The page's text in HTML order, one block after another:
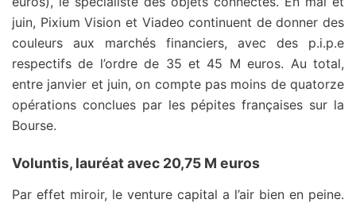
juin, Pixium Vision et Viadeo continuent de donner des
couleurs aux marchés financiers, avec des p.i.p.e
respectifs de l’ordre de 35 et 45 M euros. Au total,
entre janvier et juin, on compte pas moins de quatorze
opérations conclues par les pépites françaises sur la
Bourse.
Voluntis, lauréat avec 20,75 M euros
Par effet miroir, le venture capital a l’air bien en peine.